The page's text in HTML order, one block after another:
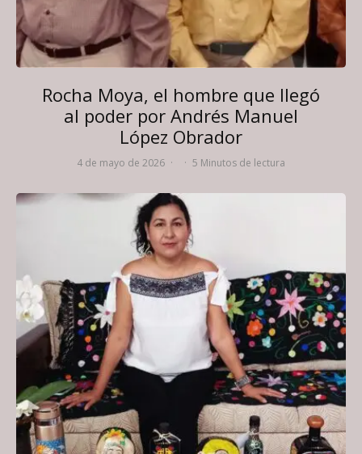
Rocha Moya, el hombre que llegó
al poder por Andrés Manuel
López Obrador
4 de mayo de 2026 · · 5 Minutos de lectura